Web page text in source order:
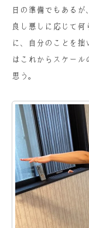
日の準備でもある
良し悪しに応じて
に、自分のことを
はこれからスケー
思う。